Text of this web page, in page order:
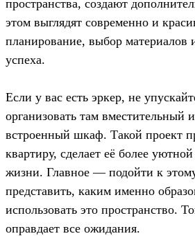
пространства, создают
этом выглядят современно и
планирование, выбор материалов
успеха.
Если у вас есть эркер, не
организовать там вместительный
встроенный шкаф. Такой проект
квартиру, сделает её более
жизни. Главное — подойти к
представить, каким именно
использовать это пространство.
оправдает все ожидания.